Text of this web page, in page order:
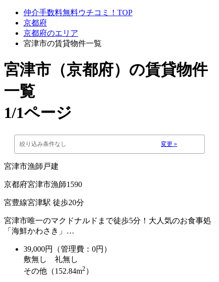
仲介手数料無料ウチコミ！TOP
京都府
京都府のエリア
宮津市の賃貸物件一覧
宮津市（京都府） の賃貸物件
一覧
1/1ページ
絞り込み条件なし 変更 »
宮津市漁師戸建
京都府宮津市漁師1590
宮豊線宮津駅 徒歩20分
宮津市唯一のマクドナルドまで徒歩5分！大人気のお食事処
「海鮮かわさき」…
39,000円（管理費：0円）
敷無し 礼無し
その他（152.84m2 ）